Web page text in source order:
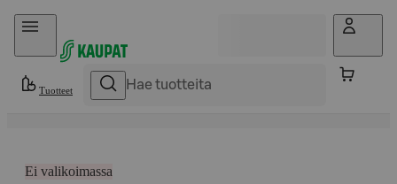
Hyppää sisältöön
Tuotteet
Ei valikoimassa